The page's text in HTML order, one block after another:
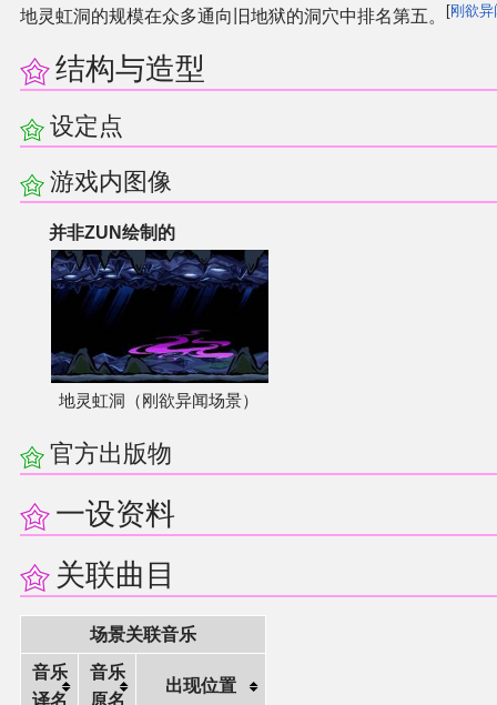
地灵虹洞的规模在众多通向旧地狱的洞穴中排名第五。
[刚欲异
结构与造型
设定点
游戏内图像
并非ZUN绘制的
地灵虹洞（刚欲异闻场景）
官方出版物
一设资料
关联曲目
场景关联音乐
音乐
译名
音乐
原名
出现位置
THB相关项目
THB策划
THB衍生
THB媒体
其他
联系管理员
关于THBWiki
捐款支持